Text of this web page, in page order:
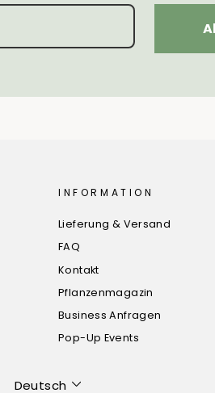
INFORMATION
Lieferung & Versand
FAQ
Kontakt
Pflanzenmagazin
Business Anfragen
Pop-Up Events
Sprache
Deutsch